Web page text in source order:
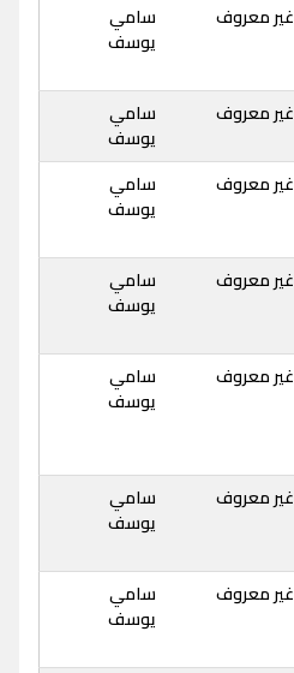
غير معروف
سامي
يوسف
غير معروف
سامي
يوسف
غير معروف
سامي
يوسف
غير معروف
سامي
يوسف
غير معروف
سامي
يوسف
غير معروف
سامي
يوسف
غير معروف
سامي
يوسف